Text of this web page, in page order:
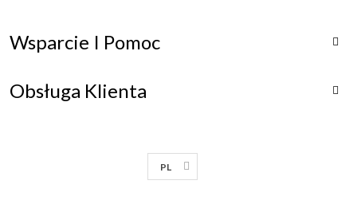
Wsparcie I Pomoc 
Obsługa Klienta 
PL